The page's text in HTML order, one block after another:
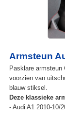
Armsteun
Pasklare armsteun
voorzien van
blauw stiksel.
Deze klassieke
- Audi A1 2010-10/